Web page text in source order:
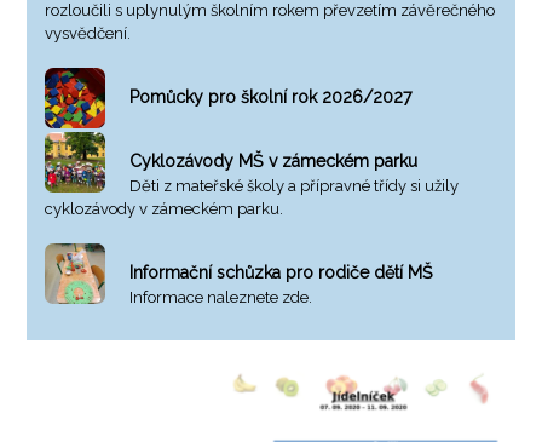
rozloučili s uplynulým školním rokem převzetím závěrečného
vysvědčení.
Pomůcky pro školní rok 2026/2027
Cyklozávody MŠ v zámeckém parku
Děti z mateřské školy a přípravné třídy si užily
cyklozávody v zámeckém parku.
Informační schůzka pro rodiče dětí MŠ
Informace naleznete zde.